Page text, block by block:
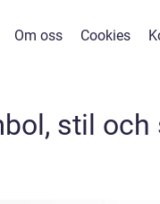
Om oss Cookies
stil och